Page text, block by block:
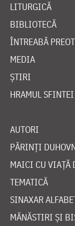
LITURGICĂ
BIBLIOTECĂ
ÎNTREABĂ
MEDIA
ȘTIRI
HRAMUL
AUTORI
PĂRINȚI
MAICI CU VIAȚĂ
TEMATICĂ
SINAXAR
MĂNĂSTIRI ȘI